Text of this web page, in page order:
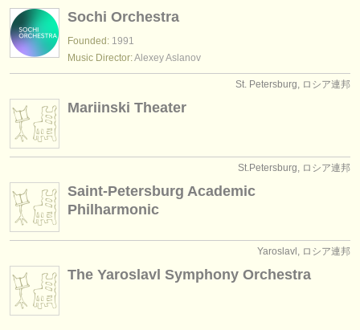
Sochi Orchestra
Founded: 1991
Music Director:Alexey Aslanov
St. Petersburg, ロシア連邦
Mariinski Theater
St.Petersburg, ロシア連邦
Saint-Petersburg Academic
Philharmonic
Yaroslavl, ロシア連邦
The Yaroslavl Symphony Orchestra